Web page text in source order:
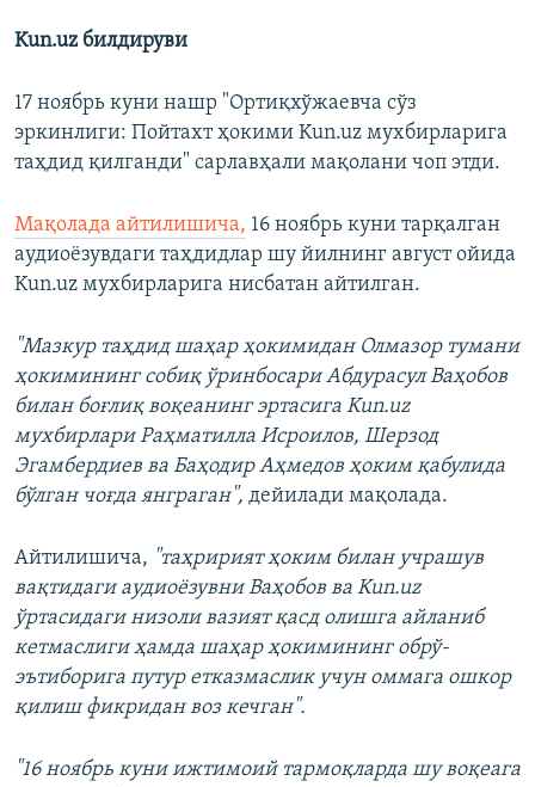
Kun.uz билдируви
17 ноябрь куни нашр "Ортиқхўжаевча сўз
эркинлиги: Пойтахт ҳокими Kun.uz мухбирларига
таҳдид қилганди" сарлавҳали мақолани чоп этди.
Мақолада айтилишича, 16 ноябрь куни тарқалган
аудиоёзувдаги таҳдидлар шу йилнинг август ойида
Kun.uz мухбирларига нисбатан айтилган.
"Мазкур таҳдид шаҳар ҳокимидан Олмазор тумани
ҳокимининг собиқ ўринбосари Абдурасул Ваҳобов
билан боғлиқ воқеанинг эртасига Kun.uz
мухбирлари Раҳматилла Исроилов, Шерзод
Эгамбердиев ва Баҳодир Аҳмедов ҳоким қабулида
бўлган чоғда янграган", дейилади мақолада.
Айтилишича, "таҳририят ҳоким билан учрашув
вақтидаги аудиоёзувни Ваҳобов ва Kun.uz
ўртасидаги низоли вазият қасд олишга айланиб
кетмаслиги ҳамда шаҳар ҳокимининг обрў-
эътиборига путур етказмаслик учун оммага ошкор
қилиш фикридан воз кечган".
"16 ноябрь куни ижтимоий тармоқларда шу воқеага